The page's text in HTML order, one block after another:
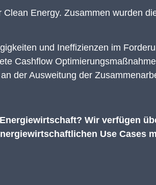
Energy. Zusammen wurden
und Ineffizienzen im
Cashflow
der Ausweitung der
Wir verfügen
Use Cases